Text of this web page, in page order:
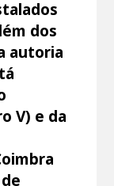
dos
autoria
V) e da